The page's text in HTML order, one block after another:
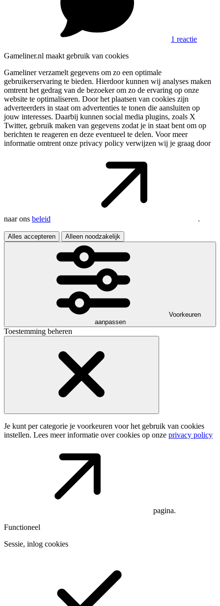
1 reactie
Gameliner.nl maakt gebruik van cookies
Gameliner verzamelt gegevens om zo een optimale
gebruikerservaring te bieden. Hierdoor kunnen wij analyses maken
omtrent het gedrag van de bezoeker om zo de ervaring op onze
website te optimaliseren. Door het plaatsen van cookies zijn
adverteerders in staat om advertenties te tonen die aansluiten op
jouw interesses. Daarbij kunnen social media plugins, zoals X
Twitter, gebruik maken van gegevens zodat je in staat bent om op
berichten te reageren en deze eventueel te delen. Voor meer
informatie omtrent onze privacy policy verwijzen wij je graag door
naar ons beleid .
Alles accepteren Alleen noodzakelijk
Voorkeuren
aanpassen
Toestemming beheren
Je kunt per categorie je voorkeuren voor het gebruik van cookies
instellen. Lees meer informatie over cookies op onze privacy policy
pagina.
Functioneel
Sessie, inlog cookies